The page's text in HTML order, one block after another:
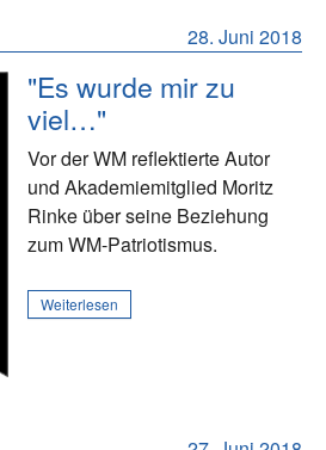
28. Juni 2018
"Es wurde mir zu
viel…"
Vor der WM reflektierte Autor
und Akademiemitglied Moritz
Rinke über seine Beziehung
zum WM-Patriotismus.
Weiterlesen